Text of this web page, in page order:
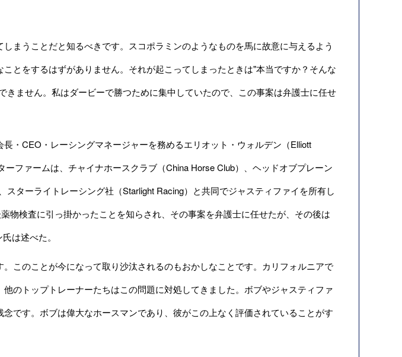
まうことだと知るべきです。スコポラミンのようなものを馬に故意に与えるよう
とをするはずがありません。それが起こってしまったときは"本当ですか？そんな
きません。私はダービーで勝つために集中していたので、この事案は弁護士に任せ
・CEO・レーシングマネージャーを務めるエリオット・ウォルデン（Elliott
ファームは、チャイナホースクラブ（China Horse Club）、ヘッドオブプレーン
スターライトレーシング社（Starlight Racing）と共同でジャスティファイを所有し
物検査に引っ掛かったことを知らされ、その事案を弁護士に任せたが、その後は
は述べた。
このことが今になって取り沙汰されるのもおかしなことです。カリフォルニアで
のトップトレーナーたちはこの問題に対処してきました。ボブやジャスティファ
です。ボブは偉大なホースマンであり、彼がこの上なく評価されていることがす